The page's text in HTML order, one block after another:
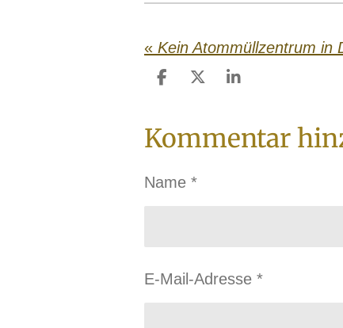
« Kein Atommüllzentrum in
T
l
e
T
l
e
T
l
e
Kommentar
Name *
E-Mail-Adresse *